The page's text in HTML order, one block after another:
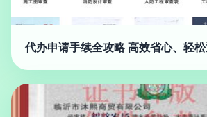
代办申请手续全攻略 高效省心、轻